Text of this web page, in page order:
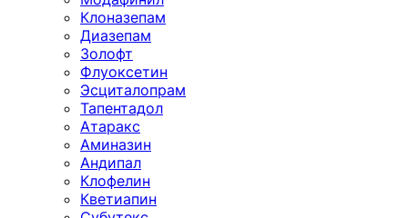
Клоназепам
Диазепам
Золофт
Флуоксетин
Эсциталопрам
Тапентадол
Атаракс
Аминазин
Андипал
Клофелин
Кветиапин